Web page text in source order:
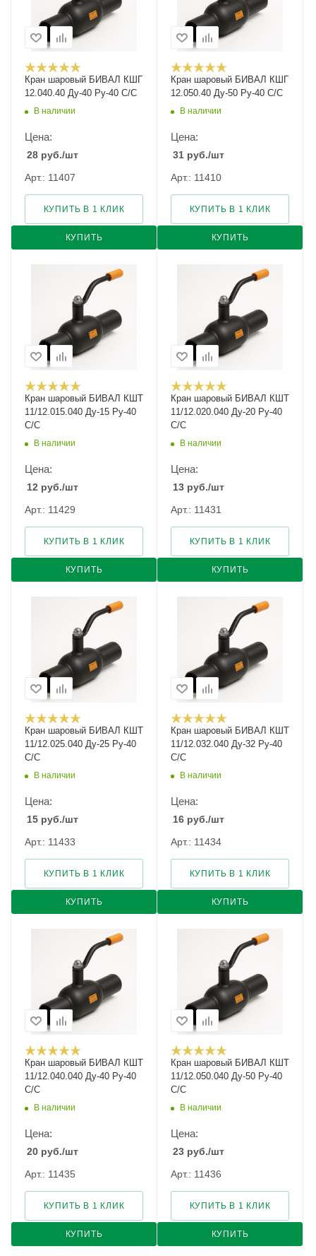
Кран шаровый БИВАЛ КШГ
12.040.40 Ду-40 Ру-40 С/С
В наличии
Цена:
28 руб./шт
Арт.: 11407
КУПИТЬ
КУПИТЬ В 1 КЛИК
Кран шаровый БИВАЛ КШГ
12.050.40 Ду-50 Ру-40 С/С
В наличии
Цена:
31 руб./шт
Арт.: 11410
КУПИТЬ
КУПИТЬ В 1 КЛИК
Кран шаровый БИВАЛ КШТ
11/12.015.040 Ду-15 Ру-40
С/С
В наличии
Цена:
12 руб./шт
Арт.: 11429
КУПИТЬ
КУПИТЬ В 1 КЛИК
Кран шаровый БИВАЛ КШТ
11/12.020.040 Ду-20 Ру-40
С/С
В наличии
Цена:
13 руб./шт
Арт.: 11431
КУПИТЬ
КУПИТЬ В 1 КЛИК
Кран шаровый БИВАЛ КШТ
11/12.025.040 Ду-25 Ру-40
С/С
В наличии
Цена:
15 руб./шт
Арт.: 11433
КУПИТЬ
КУПИТЬ В 1 КЛИК
Кран шаровый БИВАЛ КШТ
11/12.032.040 Ду-32 Ру-40
С/С
В наличии
Цена:
16 руб./шт
Арт.: 11434
КУПИТЬ
КУПИТЬ В 1 КЛИК
Кран шаровый БИВАЛ КШТ
11/12.040.040 Ду-40 Ру-40
С/С
В наличии
Цена:
20 руб./шт
Арт.: 11435
КУПИТЬ
КУПИТЬ В 1 КЛИК
Кран шаровый БИВАЛ КШТ
11/12.050.040 Ду-50 Ру-40
С/С
В наличии
Цена:
23 руб./шт
Арт.: 11436
КУПИТЬ
КУПИТЬ В 1 КЛИК